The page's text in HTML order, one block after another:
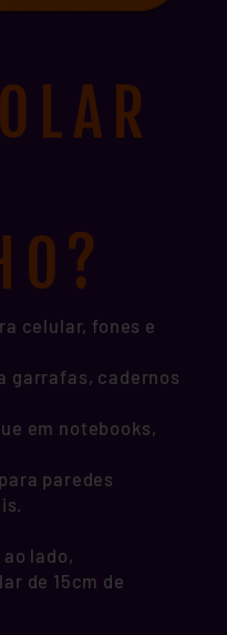
celular, fones e
garrafas, cadernos
em notebooks,
paredes
lado,
de 15cm de